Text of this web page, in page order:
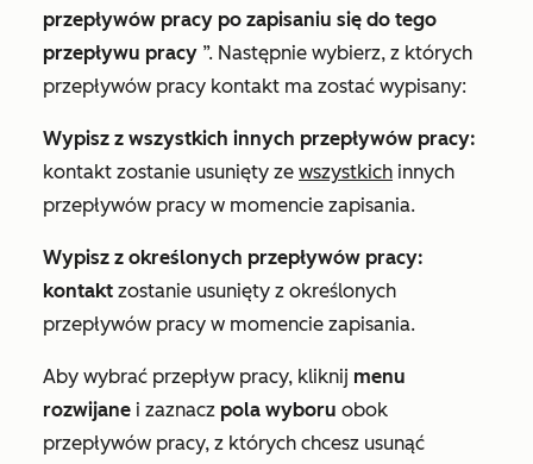
przepływów pracy po zapisaniu się do tego
przepływu pracy ”. Następnie wybierz, z których
przepływów pracy kontakt ma zostać wypisany:
Wypisz z wszystkich innych przepływów pracy:
kontakt zostanie usunięty ze wszystkich innych
przepływów pracy w momencie zapisania.
Wypisz z określonych przepływów pracy:
kontakt zostanie usunięty z określonych
przepływów pracy w momencie zapisania.
Aby wybrać przepływ pracy, kliknij menu
rozwijane i zaznacz pola wyboru obok
przepływów pracy, z których chcesz usunąć